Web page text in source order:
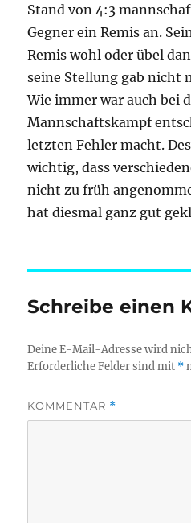
Stand von 4:3
Gegner ein Remis an.
Remis wohl oder übel
seine Stellung gab nicht
Wie immer war auch bei
Mannschaftskampf
letzten Fehler macht.
wichtig, dass
nicht zu früh
hat diesmal ganz gut
Schreibe einen
Deine E-Mail-Adresse wird
Erforderliche Felder sind mit *
KOMMENTAR *